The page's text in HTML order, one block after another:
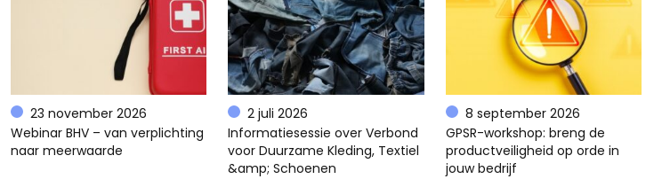
23 november 2026
Webinar BHV – van verplichting
naar meerwaarde
2 juli 2026
Informatiesessie over Verbond
voor Duurzame Kleding, Textiel
&amp; Schoenen
8 september 2026
GPSR-workshop: breng de
productveiligheid op orde in
jouw bedrijf